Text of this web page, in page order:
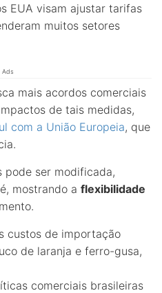
EUA visam ajustar tarifas
muitos setores
Ads
mais acordos comerciais
de tais medidas,
com a União Europeia, que
pode ser modificada,
mostrando a flexibilidade
custos de importação
de laranja e ferro-gusa,
comerciais brasileiras